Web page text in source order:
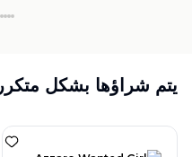
يتم شراؤها بشكل متكرر